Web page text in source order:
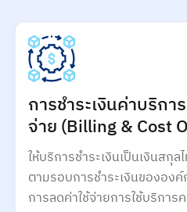
การชำระเงินค่าบริกา
จ่าย (Billing & Cost
ให้บริการชำระเงินเป็นเงินสกุล
ตามรอบการชำระเงินขององ
การลดค่าใช้จ่ายการใช้บริการ